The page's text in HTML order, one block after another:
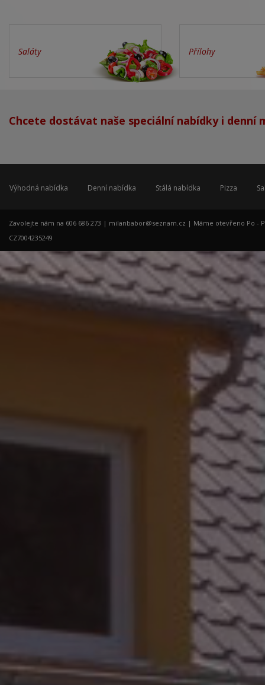
Saláty Přílohy
Chcete dostávat naše speciální nabídky i denní
Výhodná nabídka Denní nabídka Stálá nabídka Pizza
Zavolejte nám na 606 686 273 | milanbabor@seznam.cz | Máme otevřeno Po -
CZ7004235249